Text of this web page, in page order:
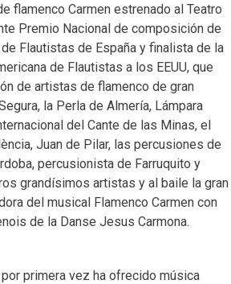
flamenco Carmen estrenado al Teatro
Premio Nacional de composición de
Flautistas de España y finalista de la
de Flautistas a los EEUU, que
de artistas de flamenco de gran
la Perla de Almería, Lámpara
del Cante de las Minas, el
Juan de Pilar, las percusiones de
percusionista de Farruquito y
grandísimos artistas y al baile la gran
del musical Flamenco Carmen con
de la Danse Jesus Carmona.
primera vez ha ofrecido música